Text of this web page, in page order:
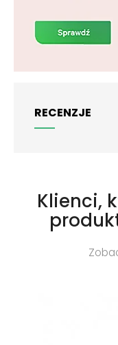
RECENZJE
Klienci,